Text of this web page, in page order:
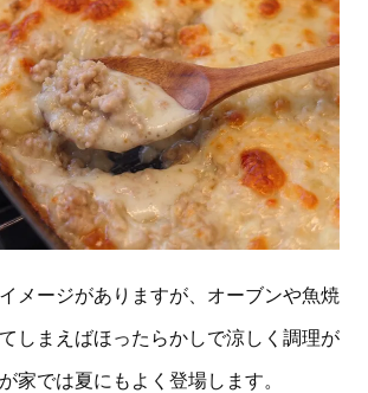
メージがありますが、オーブンや魚焼
しまえばほったらかしで涼しく調理が
家では夏にもよく登場します。